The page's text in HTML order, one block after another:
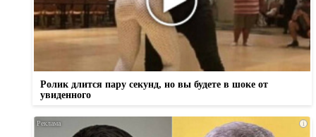
Ролик длится пару секунд, но вы будете в шоке от
увиденного
i